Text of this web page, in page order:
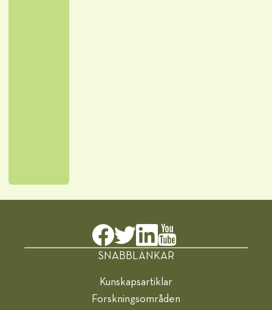
SNABBLÄNKAR
Kunskapsartiklar
Forskningsområden